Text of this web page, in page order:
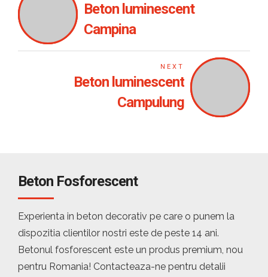
Beton luminescent
Campina
NEXT
Beton luminescent
Campulung
Beton Fosforescent
Experienta in beton decorativ pe care o punem la
dispozitia clientilor nostri este de peste 14 ani.
Betonul fosforescent este un produs premium, nou
pentru Romania! Contacteaza-ne pentru detalii